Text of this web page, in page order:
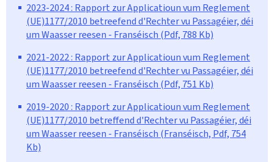
2023-2024 : Rapport zur Applicatioun vum Reglement
(UE)1177/2010 betreefend d'Rechter vu Passagéier, déi
um Waasser reesen - Franséisch (Pdf, 788 Kb)
2021-2022 : Rapport zur Applicatioun vum Reglement
(UE)1177/2010 betreefend d'Rechter vu Passagéier, déi
um Waasser reesen - Franséisch (Pdf, 751 Kb)
2019-2020 : Rapport zur Applicatioun vum Reglement
(UE)1177/2010 betreffend d'Rechter vu Passagéier, déi
um Waasser reesen - Franséisch (Franséisch, Pdf, 754
Kb)